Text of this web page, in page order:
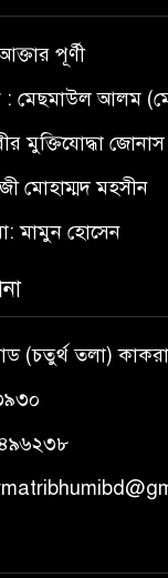
পূর্ণী
: মেছমাউল আলম
মুক্তিযোদ্ধা
মোহাম্মদ মহসীন
মামুন হোসেন
(চতুর্থ তলা)